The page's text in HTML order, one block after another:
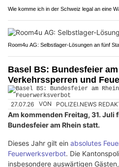
Wie komme ich in der Schweiz legal an eine
Room4u AG: Selbstlager-Lösungen an fünf
Basel BS: Bundesfeier
Verkehrssperren und
27.07.26 VON POLIZEI.NEWS
Am kommenden Freitag, 31. Juli
Bundesfeier am Rhein statt.
Dieses Jahr gilt ein absolutes
Feuerwerksverbot. Die
insbesondere auswärtigen